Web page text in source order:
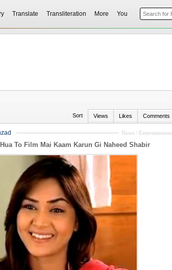
Translate Transliteration More You
Sort Views Likes Comments
News / Entertainment
To Film Mai Kaam Karun Gi Naheed Shabir